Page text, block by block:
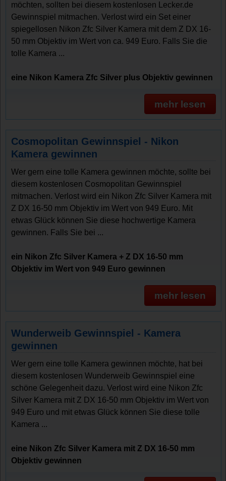
möchten, sollten bei diesem kostenlosen Lecker.de
Gewinnspiel mitmachen. Verlost wird ein Set einer
spiegellosen Nikon Zfc Silver Kamera mit dem Z DX 16-
50 mm Objektiv im Wert von ca. 949 Euro. Falls Sie die
tolle Kamera ...
eine Nikon Kamera Zfc Silver plus Objektiv gewinnen
mehr lesen
Cosmopolitan Gewinnspiel - Nikon
Kamera gewinnen
Wer gern eine tolle Kamera gewinnen möchte, sollte bei
diesem kostenlosen Cosmopolitan Gewinnspiel
mitmachen. Verlost wird ein Nikon Zfc Silver Kamera mit
Z DX 16-50 mm Objektiv im Wert von 949 Euro. Mit
etwas Glück können Sie diese hochwertige Kamera
gewinnen. Falls Sie bei ...
ein Nikon Zfc Silver Kamera + Z DX 16-50 mm
Objektiv im Wert von 949 Euro gewinnen
mehr lesen
Wunderweib Gewinnspiel - Kamera
gewinnen
Wer gern eine tolle Kamera gewinnen möchte, hat bei
diesem kostenlosen Wunderweib Gewinnspiel eine
schöne Gelegenheit dazu. Verlost wird eine Nikon Zfc
Silver Kamera mit Z DX 16-50 mm Objektiv im Wert von
949 Euro und mit etwas Glück können Sie diese tolle
Kamera ...
eine Nikon Zfc Silver Kamera mit Z DX 16-50 mm
Objektiv gewinnen